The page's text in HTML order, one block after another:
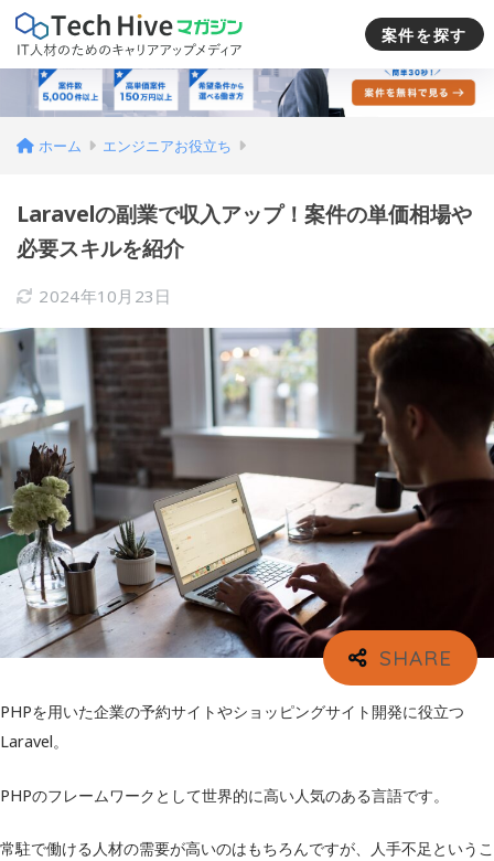
案件を探す
ホーム エンジニアお役立ち
Laravelの副業で収入アップ！案件の単価相場や
必要スキルを紹介
2024年10月23日
PHPを用いた企業の予約サイトやショッピングサイト開発に役立つ
Laravel。
PHPのフレームワークとして世界的に高い人気のある言語です。
常駐で働ける人材の需要が高いのはもちろんですが、人手不足というこ